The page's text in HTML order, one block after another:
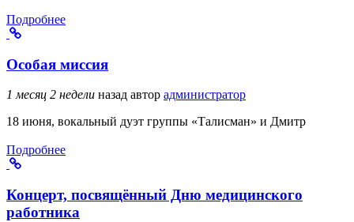
Подробнее
Особая миссия
1 месяц 2 недели назад автор администратор
18 июня, вокальный дуэт группы «Талисман» и Дмитр
Подробнее
Концерт, посвящённый Дню медицинского
работника